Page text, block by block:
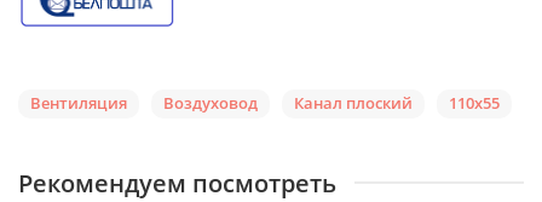
Вентиляция Воздуховод Канал плоский 110х55
Рекомендуем посмотреть